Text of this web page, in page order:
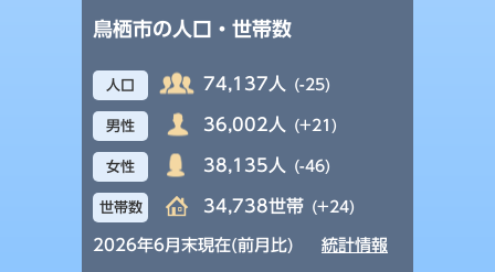
鳥栖市の人口・世帯数
人口 74,137人 (-25)
男性 36,002人 (+21)
女性 38,135人 (-46)
世帯数 34,738世帯 (+24)
2026年6月末現在(前月比) 統計情報